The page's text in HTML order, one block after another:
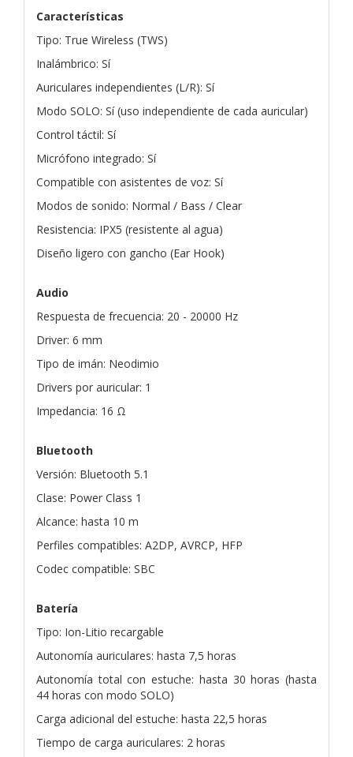
Características
Tipo: True Wireless (TWS)
Inalámbrico: Sí
Auriculares independientes (L/R): Sí
Modo SOLO: Sí (uso independiente de cada auricular)
Control táctil: Sí
Micrófono integrado: Sí
Compatible con asistentes de voz: Sí
Modos de sonido: Normal / Bass / Clear
Resistencia: IPX5 (resistente al agua)
Diseño ligero con gancho (Ear Hook)
Audio
Respuesta de frecuencia: 20 - 20000 Hz
Driver: 6 mm
Tipo de imán: Neodimio
Drivers por auricular: 1
Impedancia: 16 Ω
Bluetooth
Versión: Bluetooth 5.1
Clase: Power Class 1
Alcance: hasta 10 m
Perfiles compatibles: A2DP, AVRCP, HFP
Codec compatible: SBC
Batería
Tipo: Ion-Litio recargable
Autonomía auriculares: hasta 7,5 horas
Autonomía total con estuche: hasta 30 horas (hasta
44 horas con modo SOLO)
Carga adicional del estuche: hasta 22,5 horas
Tiempo de carga auriculares: 2 horas